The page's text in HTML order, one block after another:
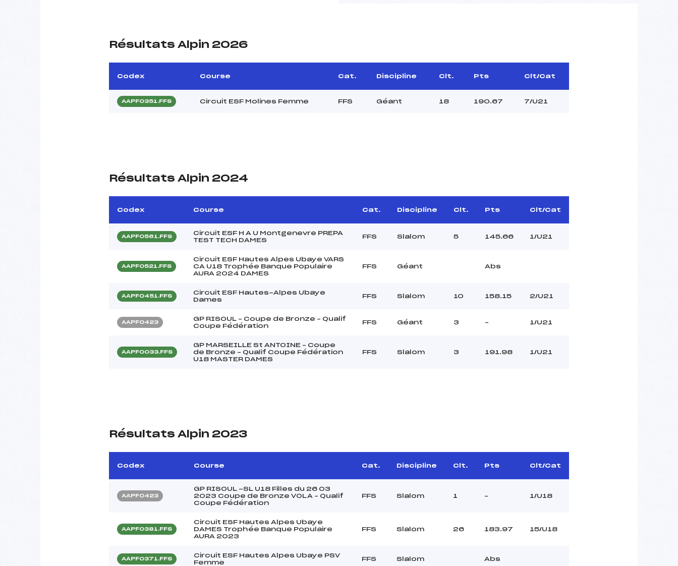
Résultats Alpin 2026
Codex Course Cat. Discipline Clt. Pts Clt/Cat
AAPF0351.FFS Circuit ESF Molines Femme FFS Géant 18 190.67 7/U21
Résultats Alpin 2024
Codex Course Cat. Discipline Clt. Pts Clt/Cat
AAPF0561.FFS
Circuit ESF H A U Montgenevre PREPA
TEST TECH DAMES
FFS Slalom 5 145.66 1/U21
AAPF0521.FFS
Circuit ESF Hautes Alpes Ubaye VARS
CA U18 Trophée Banque Populaire
AURA 2024 DAMES
FFS Géant Abs
AAPF0451.FFS
Circuit ESF Hautes-Alpes Ubaye
Dames
FFS Slalom 10 158.15 2/U21
AAPF0423
GP RISOUL – Coupe de Bronze – Qualif
Coupe Fédération
FFS Géant 3 – 1/U21
AAPF0033.FFS
GP MARSEILLE St ANTOINE – Coupe
de Bronze – Qualif Coupe Fédération
U18 MASTER DAMES
FFS Slalom 3 191.98 1/U21
Résultats Alpin 2023
Codex Course Cat. Discipline Clt. Pts Clt/Cat
AAPF0423
GP RISOUL -SL U18 Filles du 26 03
2023 Coupe de Bronze VOLA – Qualif
Coupe Fédération
FFS Slalom 1 – 1/U18
AAPF0381.FFS
Circuit ESF Hautes Alpes Ubaye
DAMES Trophée Banque Populaire
AURA 2023
FFS Slalom 26 183.97 15/U18
AAPF0371.FFS
Circuit ESF Hautes Alpes Ubaye PSV
Femme
FFS Slalom Abs